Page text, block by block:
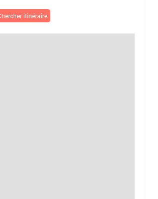
itinéraire